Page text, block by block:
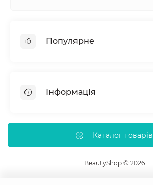
Популярне
Догляд за тілом
Нігті
Інформація
Про магазин
Каталог товарів
BeautyShop © 2026